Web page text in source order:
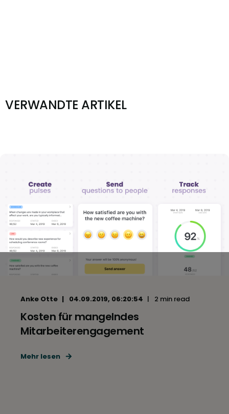
VERWANDTE ARTIKEL
Anke Otte 04.09.2019, 06:20:54 2 min read
Kosten für mangelndes
Mitarbeiterengagement
Mehr lesen